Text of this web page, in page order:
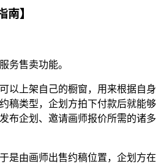
南】
售卖功能。
上架自己的橱窗，用来根据自身
稿类型，企划方拍下付款后就能够
布企划、邀请画师报价所需的诸多
由画师出售约稿位置，企划方在